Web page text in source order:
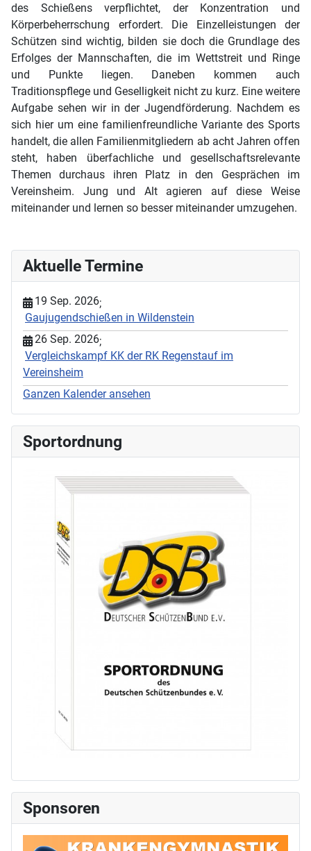
des Schießens verpflichtet, der Konzentration und
Körperbeherrschung erfordert. Die Einzelleistungen der
Schützen sind wichtig, bilden sie doch die Grundlage des
Erfolges der Mannschaften, die im Wettstreit und Ringe
und Punkte liegen. Daneben kommen auch
Traditionspflege und Geselligkeit nicht zu kurz. Eine weitere
Aufgabe sehen wir in der Jugendförderung. Nachdem es
sich hier um eine familienfreundliche Variante des Sports
handelt, die allen Familienmitgliedern ab acht Jahren offen
steht, haben überfachliche und gesellschaftsrelevante
Themen durchaus ihren Platz in den Gesprächen im
Vereinsheim. Jung und Alt agieren auf diese Weise
miteinander und lernen so besser miteinander umzugehen.
Aktuelle Termine
19 Sep. 2026;
Gaujugendschießen in Wildenstein
26 Sep. 2026;
Vergleichskampf KK der RK Regenstauf im
Vereinsheim
Ganzen Kalender ansehen
Sportordnung
Sponsoren